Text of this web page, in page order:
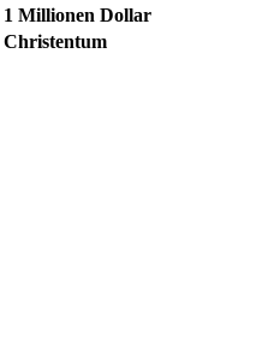
1 Millionen Dollar
Christentum